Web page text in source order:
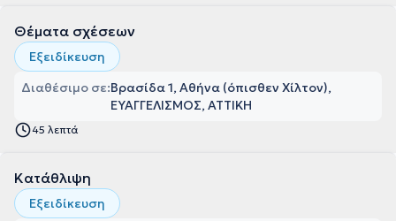
Θέματα σχέσεων
Εξειδίκευση
Διαθέσιμο σε:Βρασίδα 1, Αθήνα (όπισθεν Χίλτον),
ΕΥΑΓΓΕΛΙΣΜΟΣ, ΑΤΤΙΚΗ
45 λεπτά
Κατάθλιψη
Εξειδίκευση